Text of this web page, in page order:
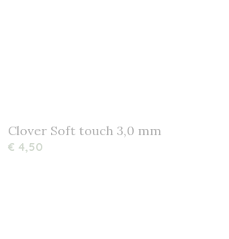
Clover Soft touch 3,0 mm
€ 4,50